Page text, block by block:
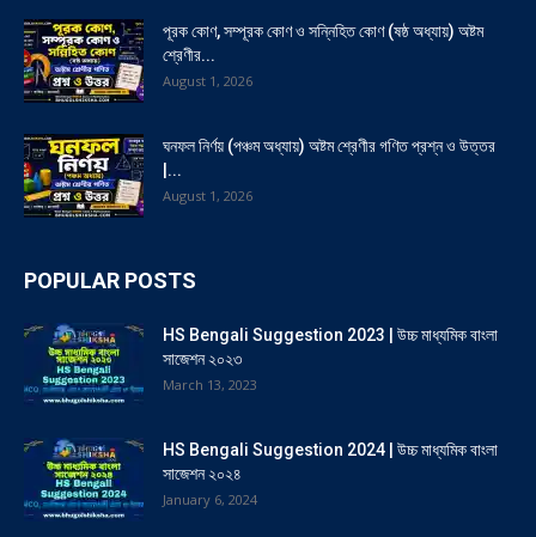
পূরক কোণ, সম্পূরক কোণ ও সন্নিহিত কোণ (ষষ্ঠ অধ্যায়) অষ্টম
শ্রেণীর...
August 1, 2026
ঘনফল নির্ণয় (পঞ্চম অধ্যায়) অষ্টম শ্রেণীর গণিত প্রশ্ন ও উত্তর
|...
August 1, 2026
POPULAR POSTS
HS Bengali Suggestion 2023 | উচ্চ মাধ্যমিক বাংলা
সাজেশন ২০২৩
March 13, 2023
HS Bengali Suggestion 2024 | উচ্চ মাধ্যমিক বাংলা
সাজেশন ২০২৪
January 6, 2024